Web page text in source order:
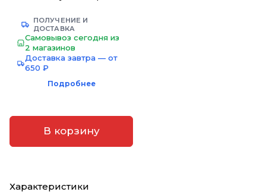
ПОЛУЧЕНИЕ И
ДОСТАВКА
Самовывоз сегодня из
2 магазинов
Доставка завтра — от
650 ₽
Подробнее
В корзину
Характеристики